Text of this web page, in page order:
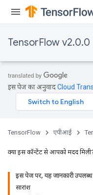
TensorFlow v2.0.0
इस पेज का अनुवादCloud
TensorFlow एपीआई
क्या इस कॉन्टेंट से आपको मदद
इस पेज पर, यह जानकारी
सारांश